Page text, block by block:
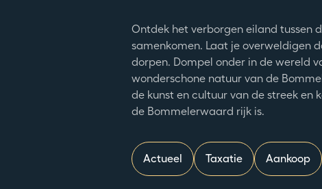
Ontdek het verborgen eiland tussen
samenkomen. Laat je overweldigen
dorpen. Dompel onder in de wereld
wonderschone natuur van de
de kunst en cultuur van de streek en
de Bommelerwaard rijk is.
Actueel Taxatie Aankoop